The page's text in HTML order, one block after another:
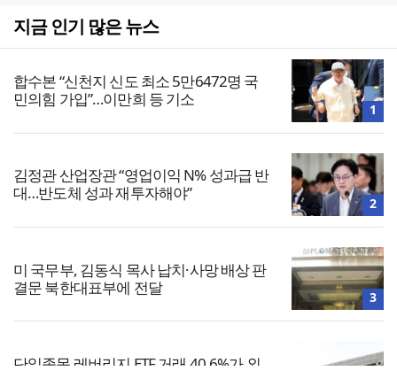
지금 인기 많은 뉴스
합수본 “신천지 신도 최소 5만6472명 국
민의힘 가입”…이만희 등 기소
1
김정관 산업장관 “영업이익 N% 성과급 반
대…반도체 성과 재투자해야”
2
미 국무부, 김동식 목사 납치·사망 배상 판
결문 북한대표부에 전달
3
단일종목 레버리지 ETF 거래 40.6%가 외